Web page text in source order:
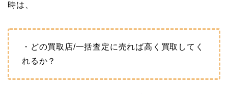
時は、
・どの買取店/一括査定に売れば高く買取してく
れるか？